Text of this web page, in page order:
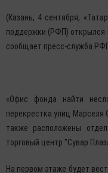
(Казань, 4 сентября,
поддержки (РФП) открылся
сообщает пресс-служба
«Офис фонда найти
перекрестка улиц
также расположены
торговый центр "Сувар
На первом этаже будет